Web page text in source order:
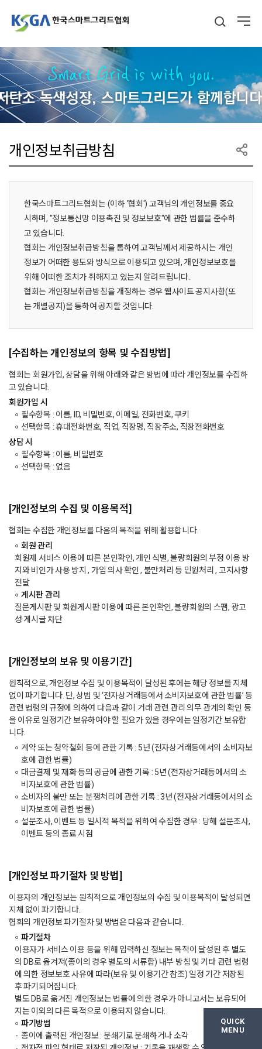
QUICK
MENU
개인정보취급방침
한국스마트그리드협회는 (이하 '협회') 고객님의 개인정보를 중요
시하며, "정보통신망 이용촉진 및 정보보호"에 관한 법률을 준수하
고 있습니다.
협회는 개인정보취급방침을 통하여 고객님께서 제공하시는 개인
정보가 어떠한 용도와 방식으로 이용되고 있으며, 개인정보보호를
위해 어떠한 조치가 취해지고 있는지 알려드립니다.
협회는 개인정보취급방침을 개정하는 경우 웹사이트 공지사항(또
는 개별공지)을 통하여 공지할 것입니다.
[수집하는 개인정보의 항목 및 수집방법]
협회는 회원가입, 상담을 위해 아래와 같은 방법에 따라 개인정보를 수집하
고 있습니다.
회원가입 시
필수항목 : 이름, ID, 비밀번호, 이메일, 전화번호, 쿠키
선택항목 : 휴대전화번호, 직업, 직장명, 직장주소, 직장전화번호
상담 시
필수항목 : 이름, 비밀번호
선택항목 : 없음
[개인정보의 수집 및 이용목적]
협회는 수집한 개인정보를 다음의 목적을 위해 활용합니다.
회원 관리
회원제 서비스 이용에 따른 본인확인, 개인 식별, 불량회원의 부정 이용 방
지와 비인가 사용 방지 , 가입 의사 확인 , 불만처리 등 민원처리 , 고지사항
전달
게시판 관리
질문게시판 및 회원게시판 이용에 따른 본인확인, 불량회원의 스팸, 광고
성 게시글 차단
[개인정보의 보유 및 이용기간]
원칙적으로, 개인정보 수집 및 이용목적이 달성된 후에는 해당 정보를 지체
없이 파기합니다. 단, 상법 및 ‘전자상거래등에서 소비자보호에 관한 법률’ 등
관련 법령의 규정에 의하여 다음과 같이 거래 관련 관리 의무 관계의 확인 등
을 이유로 일정기간 보유하여야 할 필요가 있을 경우에는 일정기간 보유합
니다.
계약 또는 청약철회 등에 관한 기록 : 5년 (전자상거래등에서의 소비자보
호에 관한 법률)
대금결제 및 재화 등의 공급에 관한 기록 : 5년 (전자상거래등에서의 소
비자보호에 관한 법률)
소비자의 불만 또는 분쟁처리에 관한 기록 : 3년 (전자상거래등에서의 소
비자보호에 관한 법률)
설문조사, 이벤트 등 일시적 목적을 위하여 수집한 경우 : 당해 설문조사,
이벤트 등의 종료 시점
[개인정보 파기절차 및 방법]
이용자의 개인정보는 원칙적으로 개인정보의 수집 및 이용목적이 달성되면
지체 없이 파기합니다.
협회의 개인정보 파기절차 및 방법은 다음과 같습니다.
파기절차
이용자가 서비스 이용 등을 위해 입력하신 정보는 목적이 달성된 후 별도
의 DB로 옮겨져(종이의 경우 별도의 서류함) 내부 방침 및 기타 관련 법령
에 의한 정보보호 사유에 따라(보유 및 이용기간 참조) 일정 기간 저장된
후 파기되어집니다.
별도 DB로 옮겨진 개인정보는 법률에 의한 경우가 아니고서는 보유되어
지는 이외의 다른 목적으로 이용되지 않습니다.
파기방법
종이에 출력된 개인정보 : 분쇄기로 분쇄하거나 소각